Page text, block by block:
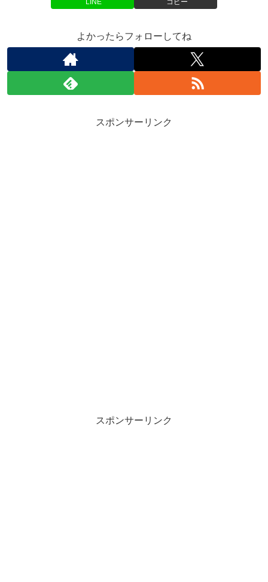
LINE コピー
よかったらフォローしてね
スポンサーリンク
スポンサーリンク